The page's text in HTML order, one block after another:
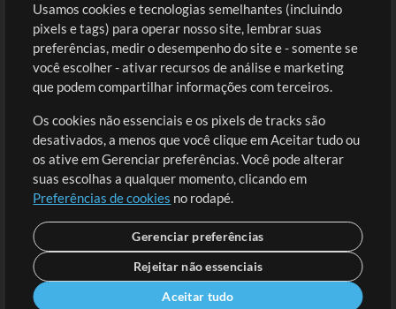
Comprar Créditos
Conteúdo Grátis
Solicite uma Música
Extras
Sessões
Envie seu conteúdo
Playlist
MT Conference
Entre
Cadastre-se
Ir ao carrinho
Usamos cookies e tecnologias semelhantes (incluindo
pixels e tags) para operar nosso site, lembrar suas
preferências, medir o desempenho do site e - somente se
você escolher - ativar recursos de análise e marketing
que podem compartilhar informações com terceiros.
Os cookies não essenciais e os pixels de tracks são
desativados, a menos que você clique em Aceitar tudo ou
os ative em Gerenciar preferências. Você pode alterar
suas escolhas a qualquer momento, clicando em
Preferências de cookies no rodapé.
Gerenciar preferências
Rejeitar não essenciais
Aceitar tudo